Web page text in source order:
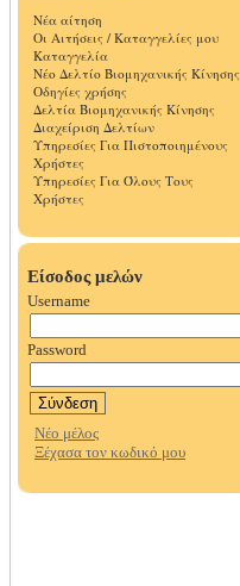
Νέα αίτηση
Οι Αιτήσεις / Καταγγελίες μου
Καταγγελία
Νέο Δελτίο Βιομηχανικής Κίνησης
Οδηγίες χρήσης
Δελτία Βιομηχανικής Κίνησης
Διαχείριση Δελτίων
Υπηρεσίες Για Πιστοποιημένους
Χρήστες
Υπηρεσίες Για Όλους Τους
Χρήστες